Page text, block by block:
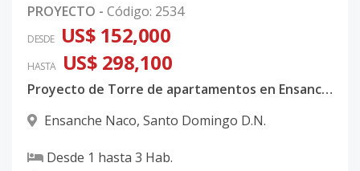
PROYECTO - Código: 2534
DESDE US$ 152,000
HASTA US$ 298,100
Proyecto de Torre de apartamentos en Ensanche Naco, Airbnb Friendly
Ensanche Naco, Santo Domingo D.N.
Desde 1 hasta 3 Hab.